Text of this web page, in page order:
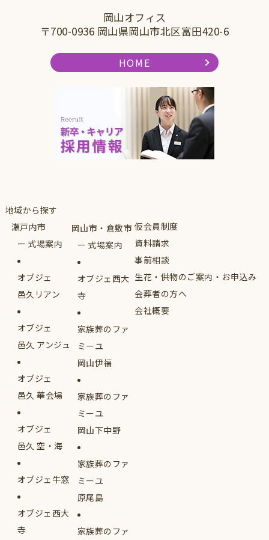
岡山オフィス
〒700-0936 岡山県岡山市北区富田420-6
HOME
地域から探す
瀬戸内市
式場案内
オブジェ
邑久リアン
オブジェ
邑久 アンジュ
オブジェ
邑久 華会場
オブジェ
邑久 空・海
オブジェ牛窓
オブジェ西大
寺
岡山市・倉敷市
式場案内
オブジェ西大
寺
家族葬のファ
ミーユ
岡山伊福
家族葬のファ
ミーユ
岡山下中野
家族葬のファ
ミーユ
原尾島
家族葬のファ
仮会員制度
資料請求
事前相談
生花・供物のご案内・お申込み
会葬者の方へ
会社概要